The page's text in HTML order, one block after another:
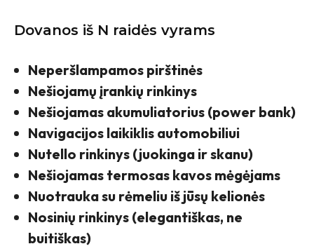
Dovanos iš N raidės vyrams
Neperšlampamos pirštinės
Nešiojamų įrankių rinkinys
Nešiojamas akumuliatorius (power bank)
Navigacijos laikiklis automobiliui
Nutello rinkinys (juokinga ir skanu)
Nešiojamas termosas kavos mėgėjams
Nuotrauka su rėmeliu iš jūsų kelionės
Nosinių rinkinys (elegantiškas, ne
buitiškas)